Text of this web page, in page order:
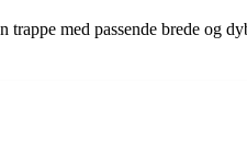
med passende brede og